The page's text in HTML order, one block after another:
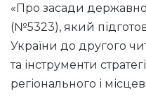
«Про засади
(№5323), який
України до другого
та інструменти
регіонального і